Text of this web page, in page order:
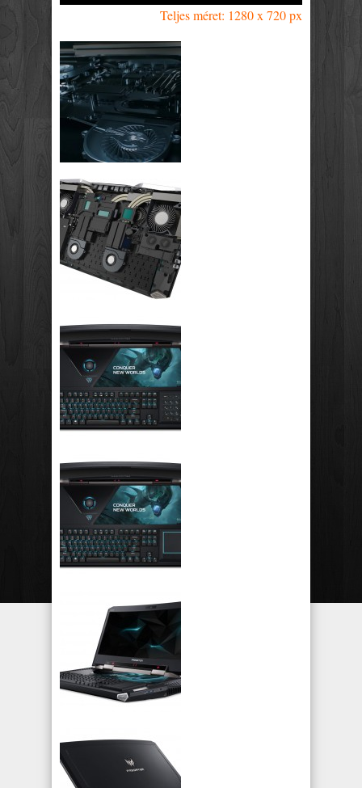
Teljes méret: 1280 x 720 px